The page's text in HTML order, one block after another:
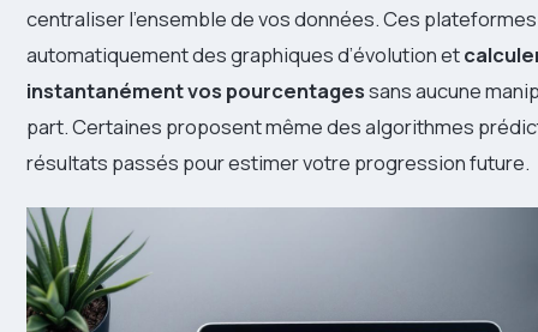
centraliser l’ensemble de vos données. Ces
automatiquement des graphiques d’évolution et
instantanément vos pourcentagessans aucune
part. Certaines proposent même des algorithmes
résultats passés pour estimer votre progression future.